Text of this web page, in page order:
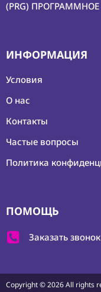
(PRG)
ИНФОРМАЦИЯ
Условия
О нас
Контакты
Частые вопросы
Политика
ПОМОЩЬ
Заказать звонок
Copyright ©2026 All rights